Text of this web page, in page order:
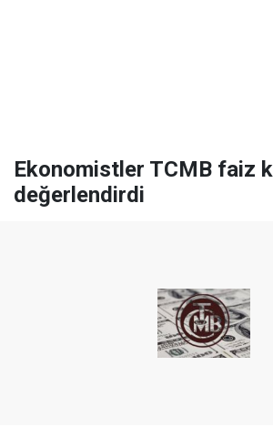
Ekonomistler TCMB faiz
değerlendirdi